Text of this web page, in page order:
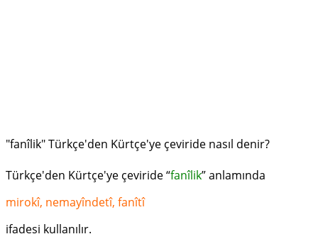
"fanîlik" Türkçe'den Kürtçe'ye çeviride nasıl denir?
Türkçe'den Kürtçe'ye çeviride “fanîlik” anlamında
mirokî, nemayîndetî, fanîtî
ifadesi kullanılır.